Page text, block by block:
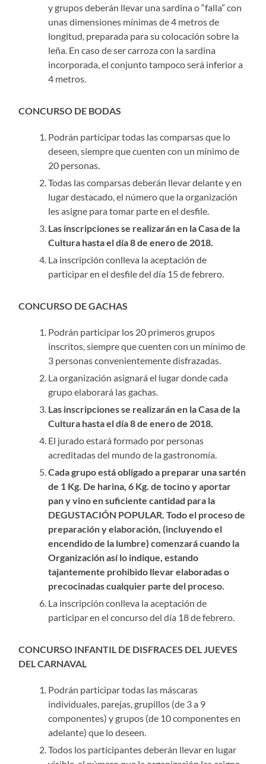
y grupos deberán llevar una sardina o “falla” con
unas dimensiones mínimas de 4 metros de
longitud, preparada para su colocación sobre la
leña. En caso de ser carroza con la sardina
incorporada, el conjunto tampoco será inferior a
4 metros.
CONCURSO DE BODAS
Podrán participar todas las comparsas que lo
deseen, siempre que cuenten con un mínimo de
20 personas.
Todas las comparsas deberán llevar delante y en
lugar destacado, el número que la organización
les asigne para tomar parte en el desfile.
Las inscripciones se realizarán en la Casa de la
Cultura hasta el día 8 de enero de 2018.
La inscripción conlleva la aceptación de
participar en el desfile del día 15 de febrero.
CONCURSO DE GACHAS
Podrán participar los 20 primeros grupos
inscritos, siempre que cuenten con un mínimo de
3 personas convenientemente disfrazadas.
La organización asignará el lugar donde cada
grupo elaborará las gachas.
Las inscripciones se realizarán en la Casa de la
Cultura hasta el día 8 de enero de 2018.
El jurado estará formado por personas
acreditadas del mundo de la gastronomía.
Cada grupo está obligado a preparar una sartén
de 1 Kg. De harina, 6 Kg. de tocino y aportar
pan y vino en suficiente cantidad para la
DEGUSTACIÓN POPULAR. Todo el proceso de
preparación y elaboración, (incluyendo el
encendido de la lumbre) comenzará cuando la
Organización así lo indique, estando
tajantemente prohibido llevar elaboradas o
precocinadas cualquier parte del proceso.
La inscripción conlleva la aceptación de
participar en el concurso del día 18 de febrero.
CONCURSO INFANTIL DE DISFRACES DEL JUEVES
DEL CARNAVAL
Podrán participar todas las máscaras
individuales, parejas, grupillos (de 3 a 9
componentes) y grupos (de 10 componentes en
adelante) que lo deseen.
Todos los participantes deberán llevar en lugar